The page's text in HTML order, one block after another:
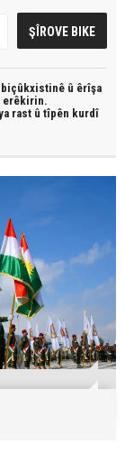
û êrîşa
erêkirin.
rast û tîpên kurdî